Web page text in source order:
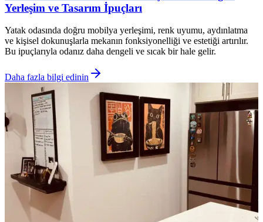
Yerleşim ve Tasarım İpuçları
Yatak odasında doğru mobilya yerleşimi, renk uyumu, aydınlatma
ve kişisel dokunuşlarla mekanın fonksiyonelliği ve estetiği artırılır.
Bu ipuçlarıyla odanız daha dengeli ve sıcak bir hale gelir.
Daha fazla bilgi edinin